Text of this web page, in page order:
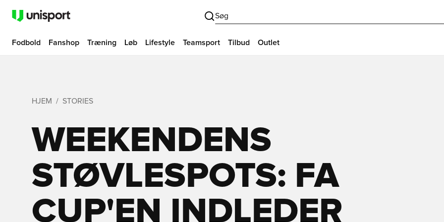
Søg
Fodbold Fanshop Træning Løb Lifestyle Teamsport Tilbud Outlet
HJEM STORIES
WEEKENDENS
STØVLESPOTS: FA
CUP'EN INDLEDER